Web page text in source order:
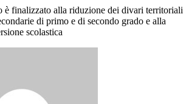
è finalizzato alla riduzione dei divari territoriali
di primo e di secondo grado e alla
scolastica